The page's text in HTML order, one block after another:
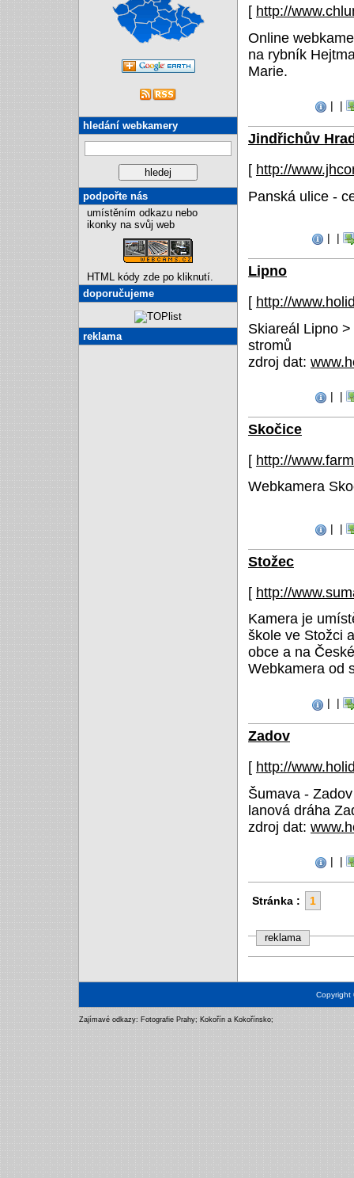
[ http://
Online
na rybník
Marie.
| |
Jindřichův
[ http://
Panská ulice -
| |
Lipno
[ http://
Skiareál Lipno
stromů
zdroj dat:
| |
Skočice
[ http://
Webkamera
| |
Stožec
[ http://
Kamera je
škole ve Stožci
obce a na
Webkamera od
| |
Zadov
[ http://
Šumava -
lanová dráha
zdroj dat:
| |
Stránka : 1
reklama
hledání webkamery
podpořte nás
umístěním odkazu nebo
ikonky na svůj web
HTML kódy zde po kliknutí.
doporučujeme
reklama
Zajímavé odkazy: Fotografie Prahy; Kokořín a Kokořínsko;